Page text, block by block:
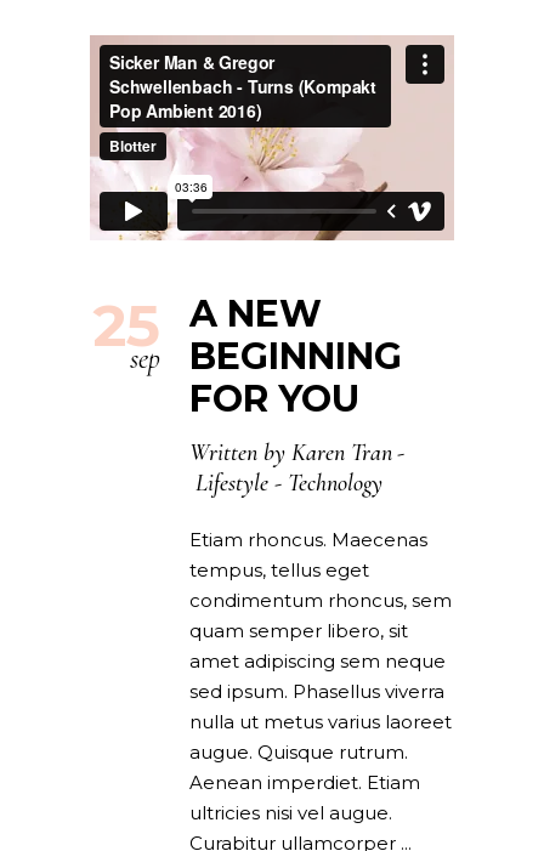
25
sep
A NEW
BEGINNING
FOR YOU
Written by Karen Tran
Lifestyle - Technology
Etiam rhoncus. Maecenas
tempus, tellus eget
condimentum rhoncus, sem
quam semper libero, sit
amet adipiscing sem neque
sed ipsum. Phasellus viverra
nulla ut metus varius laoreet
augue. Quisque rutrum.
Aenean imperdiet. Etiam
ultricies nisi vel augue.
Curabitur ullamcorper